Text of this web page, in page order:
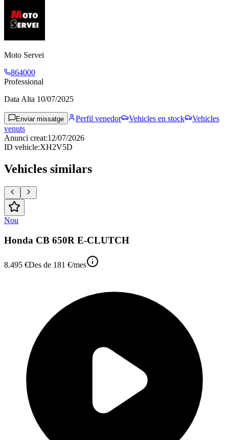
Moto Servei
864000
Professional
Data Alta 10/07/2025
Enviar missatge Perfil venedor Vehicles en stock
Vehicles
venuts
Anunci creat:12/07/2026
ID vehicle:XH2V5D
Vehicles similars
Nou
Honda CB 650R E-CLUTCH
8.495 €Des de 181 €/mes